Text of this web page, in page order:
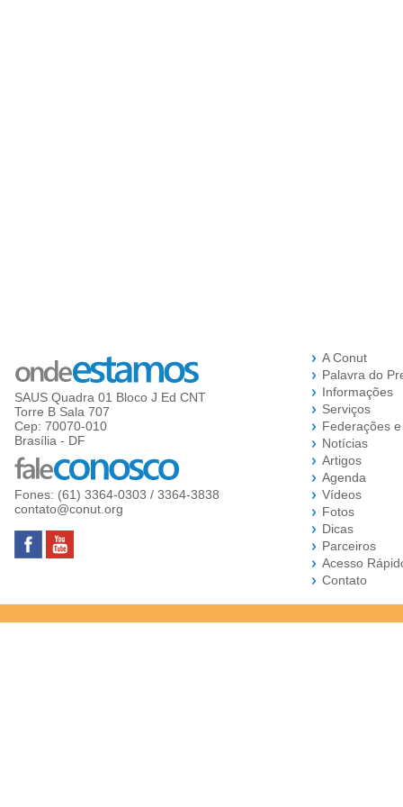
SAUS Quadra 01 Bloco J Ed CNT
Torre B Sala 707
Cep: 70070-010
Brasília - DF
Fones: (61) 3364-0303 / 3364-3838
contato@conut.org
A Conut
Palavra do
Informações
Serviços
Federações
Notícias
Artigos
Agenda
Vídeos
Fotos
Dicas
Parceiros
Acesso
Contato